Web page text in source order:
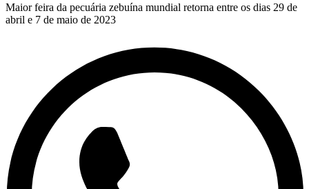
Maior feira da pecuária zebuína mundial retorna entre os dias 29 de
abril e 7 de maio de 2023